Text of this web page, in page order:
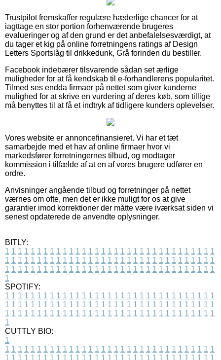
Trustpilot fremskaffer regulære hæderlige chancer for at
iagttage en stor portion forhenværende brugeres
evalueringer og af den grund er det anbefalelsesværdigt, at
du tager et kig på online forretningens ratings af Design
Letters Sportslåg til drikkedunk, Grå forinden du bestiller.
Facebook indebærer tilsvarende sådan set ærlige
muligheder for at få kendskab til e-forhandlerens popularitet.
Tilmed ses endda firmaer på nettet som giver kunderne
mulighed for at skrive en vurdering af deres køb, som tillige
må benyttes til at få et indtryk af tidligere kunders oplevelser.
Vores website er annoncefinansieret. Vi har et tæt
samarbejde med et hav af online firmaer hvor vi
markedsfører forretningernes tilbud, og modtager
kommission i tilfælde af at en af vores brugere udfører en
ordre.
Anvisninger angående tilbud og forretninger på nettet
værnes om ofte, men det er ikke muligt for os at give
garantier imod korrektioner der måtte være iværksat siden vi
senest opdaterede de anvendte oplysninger.
BITLY:
1 1 1 1 1 1 1 1 1 1 1 1 1 1 1 1 1 1 1 1 1 1 1 1 1 1 1 1 1 1 1 1 1
1 1 1 1 1 1 1 1 1 1 1 1 1 1 1 1 1 1 1 1 1 1 1 1 1 1 1 1 1 1 1 1 1
1 1 1 1 1 1 1 1 1 1 1 1 1 1 1 1 1 1 1 1 1 1 1 1 1 1 1 1 1 1 1 1 1
1
SPOTIFY:
1 1 1 1 1 1 1 1 1 1 1 1 1 1 1 1 1 1 1 1 1 1 1 1 1 1 1 1 1 1 1 1 1
1 1 1 1 1 1 1 1 1 1 1 1 1 1 1 1 1 1 1 1 1 1 1 1 1 1 1 1 1 1 1 1 1
1 1 1 1 1 1 1 1 1 1 1 1 1 1 1 1 1 1 1 1 1 1 1 1 1 1 1 1 1 1 1 1 1
1
CUTTLY BIO:
1
1 1 1 1 1 1 1 1 1 1 1 1 1 1 1 1 1 1 1 1 1 1 1 1 1 1 1 1 1 1 1 1 1
1 1 1 1 1 1 1 1 1 1 1 1 1 1 1 1 1 1 1 1 1 1 1 1 1 1 1 1 1 1 1 1 1